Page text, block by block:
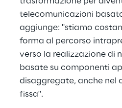
telecomunicazioni
aggiunge: "stiamo
forma al percorso
verso la realizzazione di
basate su componenti
disaggregate, anche nel
fissa".